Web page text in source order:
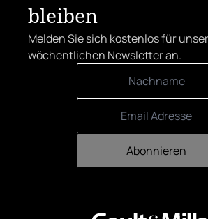
bleiben
Melden Sie sich kostenlos für
wöchentlichen Newsletter an.
Abonnieren